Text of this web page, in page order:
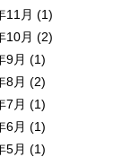
11月 (1)
10月 (2)
9月 (1)
8月 (2)
7月 (1)
6月 (1)
5月 (1)